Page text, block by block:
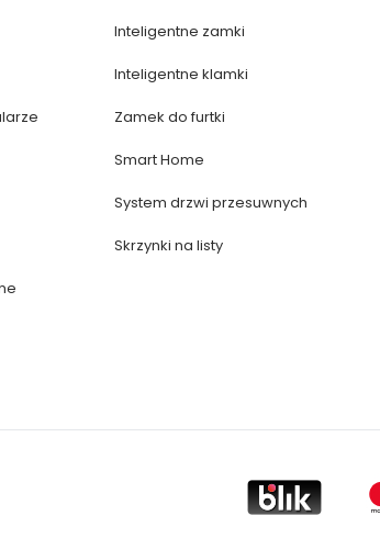
Inteligentne zamki
Inteligentne klamki
Zamek do furtki
Smart Home
System drzwi przesuwnych
Skrzynki na listy